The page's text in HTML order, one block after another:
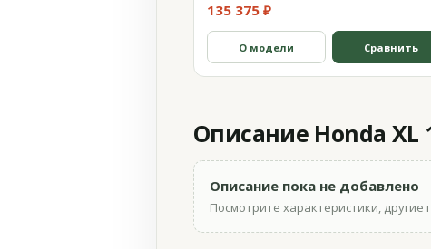
135 375 ₽
О модели Сравнить
Описание Honda XL
Описание пока не добавлено
Посмотрите характеристики, другие